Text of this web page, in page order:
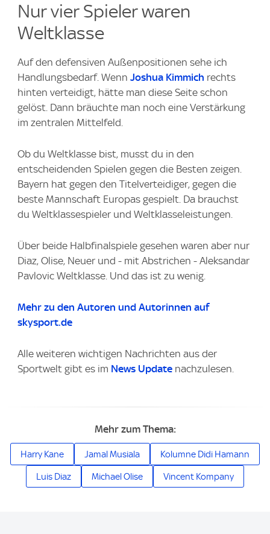
Nur vier Spieler waren
Weltklasse
Auf den defensiven Außenpositionen sehe ich
Handlungsbedarf. Wenn Joshua Kimmich rechts
hinten verteidigt, hätte man diese Seite schon
gelöst. Dann bräuchte man noch eine Verstärkung
im zentralen Mittelfeld.
Ob du Weltklasse bist, musst du in den
entscheidenden Spielen gegen die Besten zeigen.
Bayern hat gegen den Titelverteidiger, gegen die
beste Mannschaft Europas gespielt. Da brauchst
du Weltklassespieler und Weltklasseleistungen.
Über beide Halbfinalspiele gesehen waren aber nur
Diaz, Olise, Neuer und - mit Abstrichen - Aleksandar
Pavlovic Weltklasse. Und das ist zu wenig.
Mehr zu den Autoren und Autorinnen auf
skysport.de
Alle weiteren wichtigen Nachrichten aus der
Sportwelt gibt es im News Update nachzulesen.
Mehr zum Thema:
Harry Kane Jamal Musiala Kolumne Didi Hamann
Luis Diaz Michael Olise Vincent Kompany